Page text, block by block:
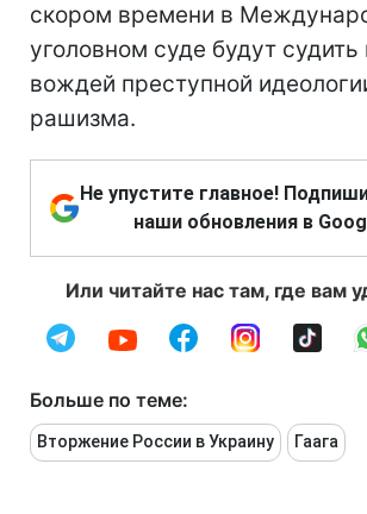
скором времени в
уголовном суде будут судить
вождей преступной
рашизма.
Не упустите главное!
наши обновления в
Или читайте нас там, где вам
Больше по теме:
Вторжение России в Украину Гаага